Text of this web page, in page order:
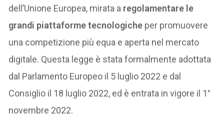
dell’Unione Europea, mirata a regolamentare le
grandi piattaforme tecnologiche per promuovere
una competizione più equa e aperta nel mercato
digitale. Questa legge è stata formalmente adottata
dal Parlamento Europeo il 5 luglio 2022 e dal
Consiglio il 18 luglio 2022, ed è entrata in vigore il 1°
novembre 2022.